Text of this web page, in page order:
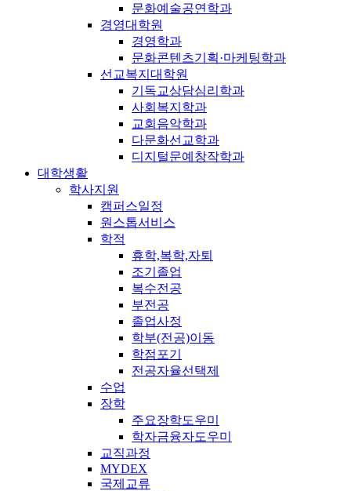
문화예술공연학과
경영대학원
경영학과
문화콘텐츠기획·마케팅학과
선교복지대학원
기독교상담심리학과
사회복지학과
교회음악학과
다문화선교학과
디지털문예창작학과
대학생활
학사지원
캠퍼스일정
원스톱서비스
학적
휴학,복학,자퇴
조기졸업
복수전공
부전공
졸업사정
학부(전공)이동
학점포기
전공자율선택제
수업
장학
주요장학도우미
학자금융자도우미
교직과정
MYDEX
국제교류